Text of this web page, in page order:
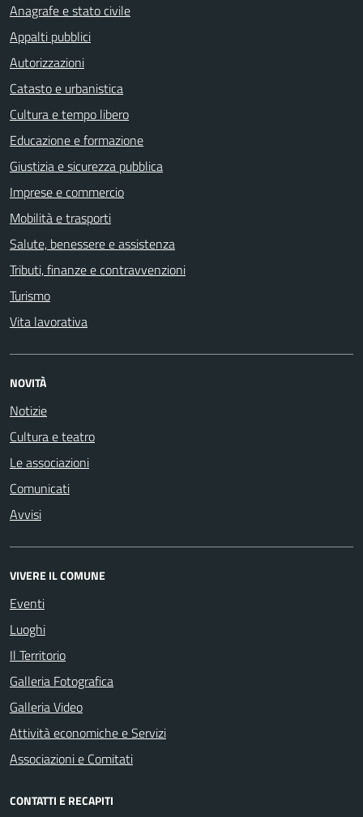
Anagrafe e stato civile
Appalti pubblici
Autorizzazioni
Catasto e urbanistica
Cultura e tempo libero
Educazione e formazione
Giustizia e sicurezza pubblica
Imprese e commercio
Mobilità e trasporti
Salute, benessere e assistenza
Tributi, finanze e contravvenzioni
Turismo
Vita lavorativa
NOVITÀ
Notizie
Cultura e teatro
Le associazioni
Comunicati
Avvisi
VIVERE IL COMUNE
Eventi
Luoghi
Il Territorio
Galleria Fotografica
Galleria Video
Attività economiche e Servizi
Associazioni e Comitati
CONTATTI E RECAPITI